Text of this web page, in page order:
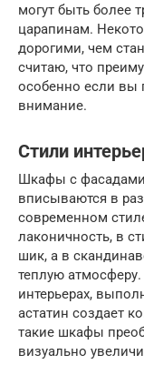
могут быть более
царапинам.
дорогими, чем
считаю, что
особенно если вы
внимание.
Стили
Шкафы с фасадами
вписываются в
современном
лаконичность, в
шик, а в
теплую
интерьерах,
астатин создает
такие шкафы
визуально